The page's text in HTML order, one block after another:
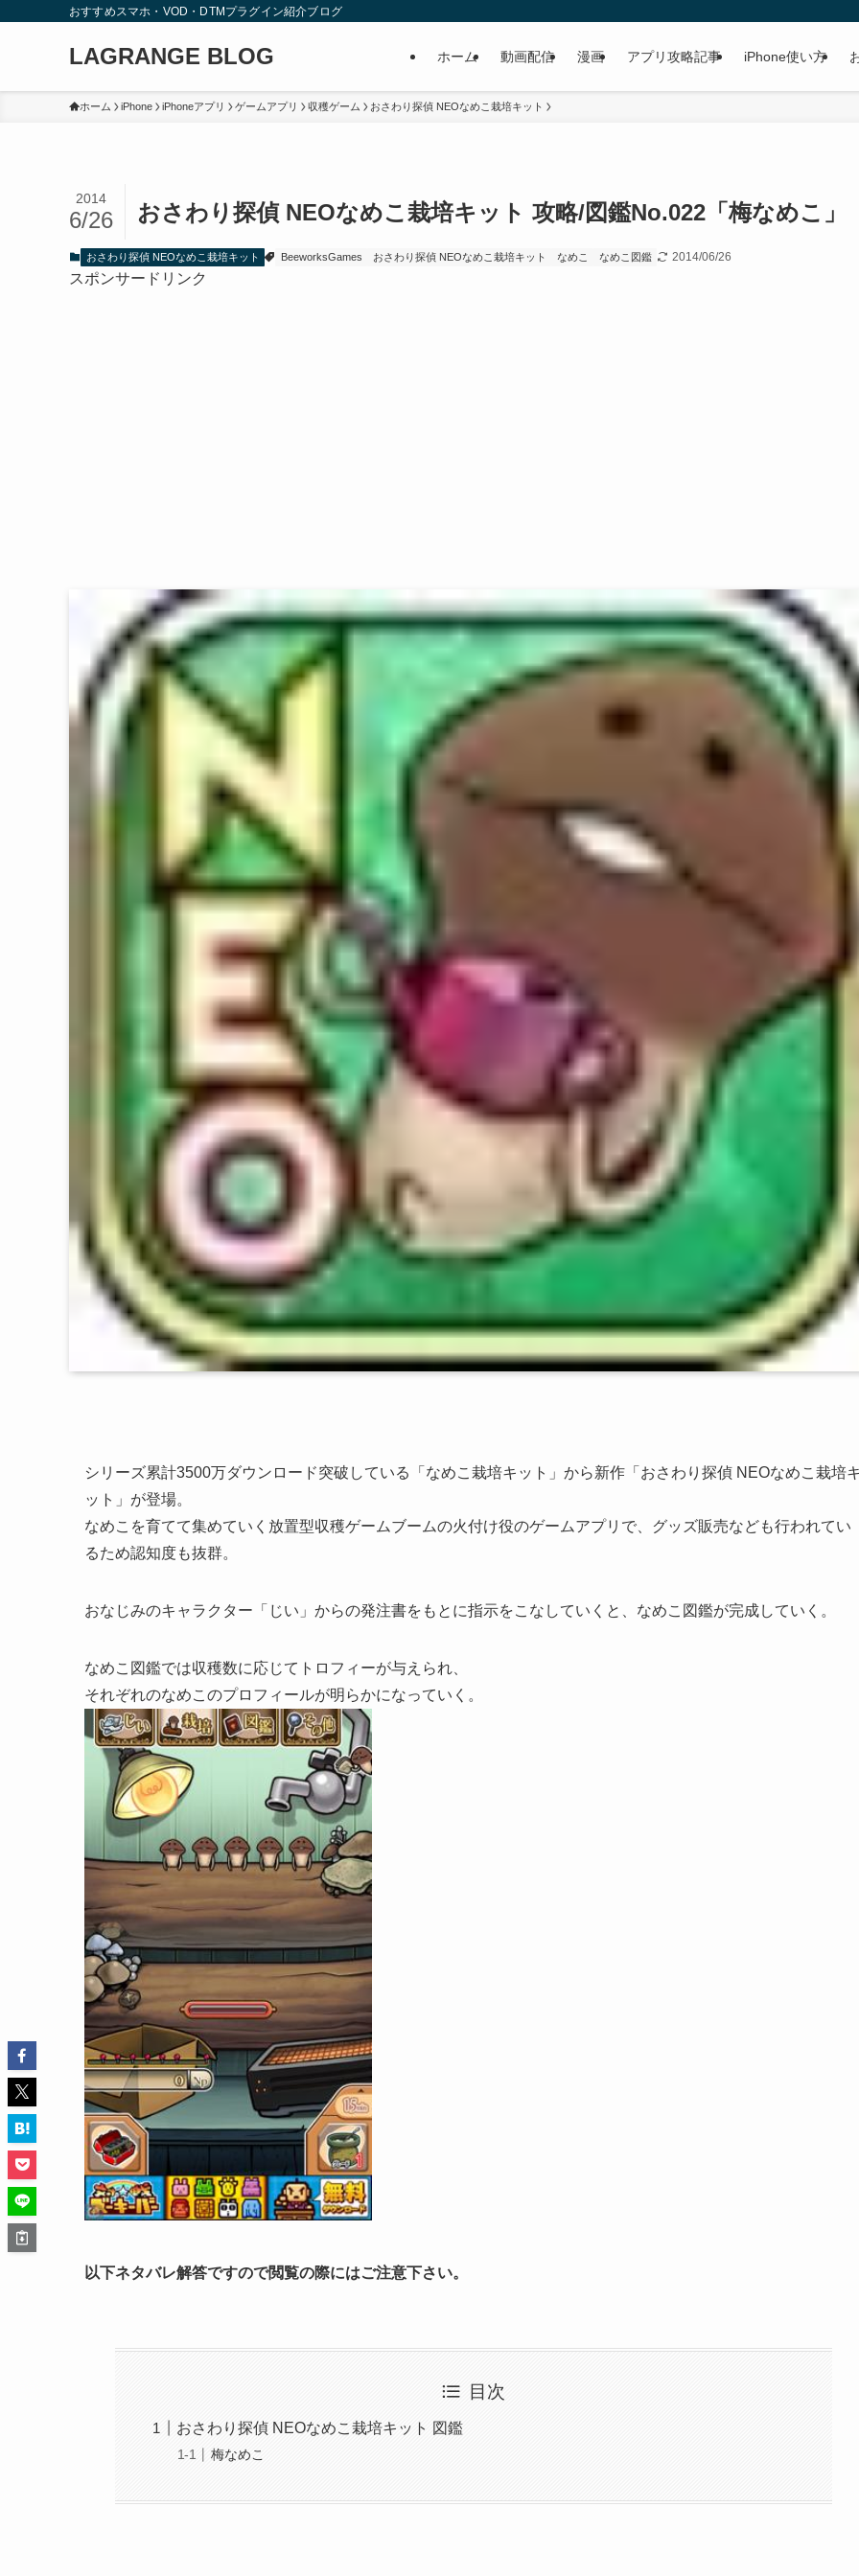
おすすめスマホ・VOD・DTMプラグイン紹介ブログ
LAGRANGE BLOG ホーム 動画配信 漫画 アプリ攻略記事 iPhone使い方
ホーム iPhone iPhoneアプリ ゲームアプリ 収穫ゲーム おさわり探偵 NEOなめこ栽培キット
おさわり探偵 NEOなめこ栽培キット 攻略/図鑑No.022「梅なめこ」
2014
6/26
おさわり探偵 NEOなめこ栽培キット BeeworksGames おさわり探偵 NEOなめこ栽培キット なめこ なめこ図鑑 2014/06/26
スポンサードリンク
シリーズ累計3500万ダウンロード突破している「なめこ栽培キット」から新作「おさわり探偵 NEOなめこ栽培
ット」が登場。
なめこを育てて集めていく放置型収穫ゲームブームの火付け役のゲームアプリで、グッズ販売なども行われてい
るため認知度も抜群。
おなじみのキャラクター「じい」からの発注書をもとに指示をこなしていくと、なめこ図鑑が完成していく。
なめこ図鑑では収穫数に応じてトロフィーが与えられ、
それぞれのなめこのプロフィールが明らかになっていく。
以下ネタバレ解答ですので閲覧の際にはご注意下さい。
目次
おさわり探偵 NEOなめこ栽培キット 図鑑
梅なめこ